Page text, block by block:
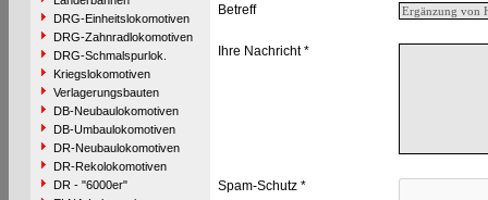
DRG-Einheitslokomotiven
DRG-Zahnradlokomotiven
DRG-Schmalspurlok.
Kriegslokomotiven
Verlagerungsbauten
DB-Neubaulokomotiven
DB-Umbaulokomotiven
DR-Neubaulokomotiven
DR-Rekolokomotiven
DR - "6000er"
Betreff
Ihre Nachricht *
Spam-Schutz *